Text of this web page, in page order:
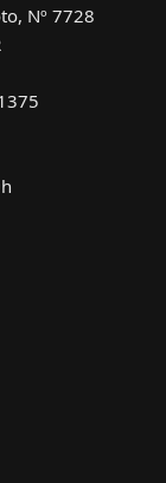
Nº 7728